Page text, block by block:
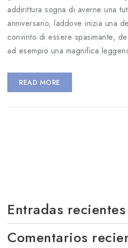
addirittura sogna di averne una
anniversario, laddove inizia una
convinto di essere spasimante,
ad esempio una magnifica
READ MORE
Entradas recientes
Comentarios